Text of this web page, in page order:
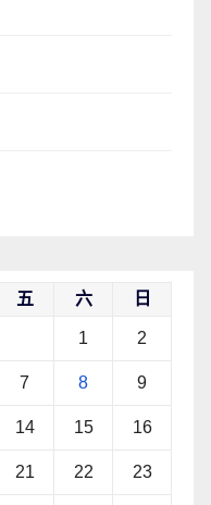
五 六 日
1 2
7 8 9
14 15 16
21 22 23